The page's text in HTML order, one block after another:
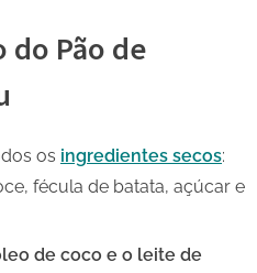
do Pão de
os ingredientes secos:
fécula de batata, açúcar e
de coco e o leite de